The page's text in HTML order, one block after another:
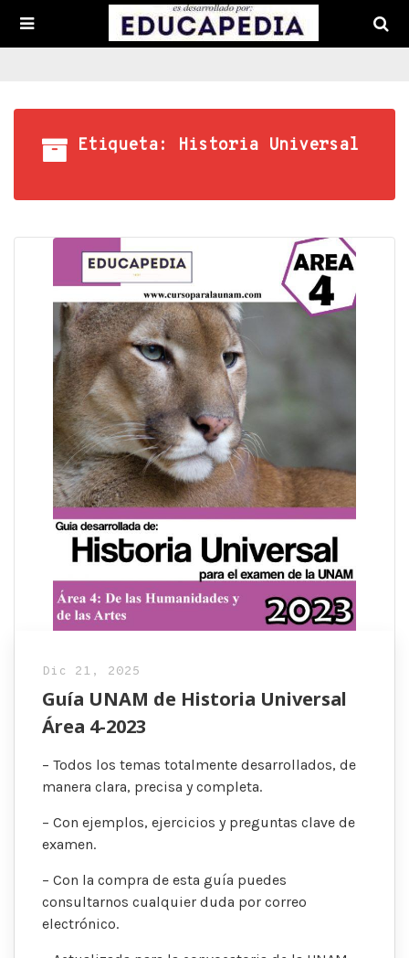
Etiqueta: Historia Universal
Dic 21, 2025
Guía UNAM de Historia Universal
Área 4-2023
– Todos los temas totalmente desarrollados, de
manera clara, precisa y completa.
– Con ejemplos, ejercicios y preguntas clave de
examen.
– Con la compra de esta guía puedes
consultarnos cualquier duda por correo
electrónico.